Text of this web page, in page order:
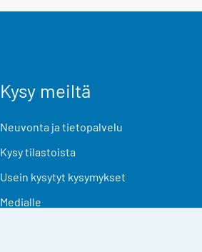
Kysy meiltä
Neuvonta ja tietopalvelu
Kysy tilastoista
Usein kysytyt kysymykset
Medialle